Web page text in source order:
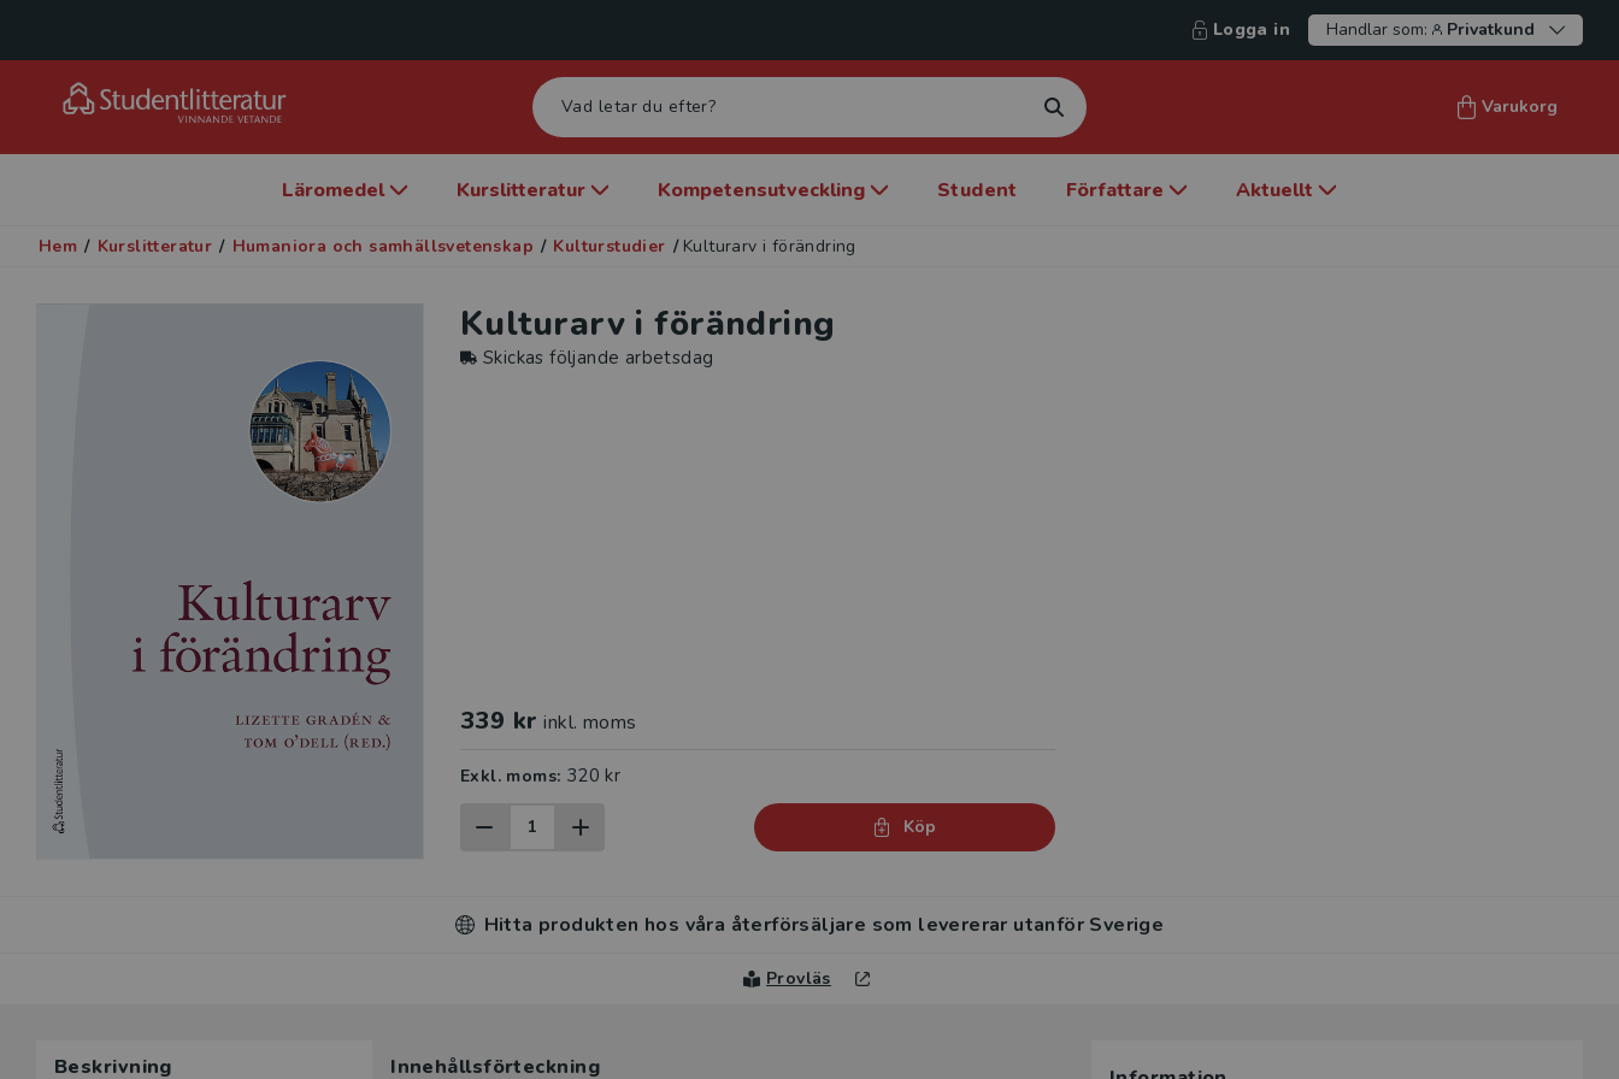
Logga in Handlar som: Privatkund
Varukorg
Läromedel Kurslitteratur Kompetensutveckling Student Författare Aktuellt
Hem / Kurslitteratur / Humaniora och samhällsvetenskap / Kulturstudier / Kulturarv i förändring
Kulturarv i förändring
Skickas följande arbetsdag
339 kr inkl. moms
Exkl. moms: 320 kr
Köp
Hitta produkten hos våra återförsäljare som levererar utanför Sverige
Provläs
Beskrivning Innehållsförteckning